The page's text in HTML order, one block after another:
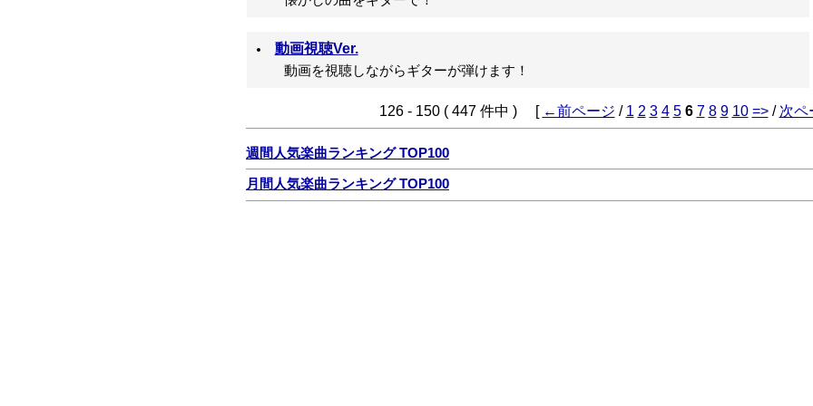
動画視聴Ver.
動画を視聴しながらギターが弾けます！
126 - 150 ( 447 件中 ) [ ←前ページ / 1 2 3 4 5 6 7 8 9 10 =>/ 次
週間人気楽曲ランキング TOP100
月間人気楽曲ランキング TOP100